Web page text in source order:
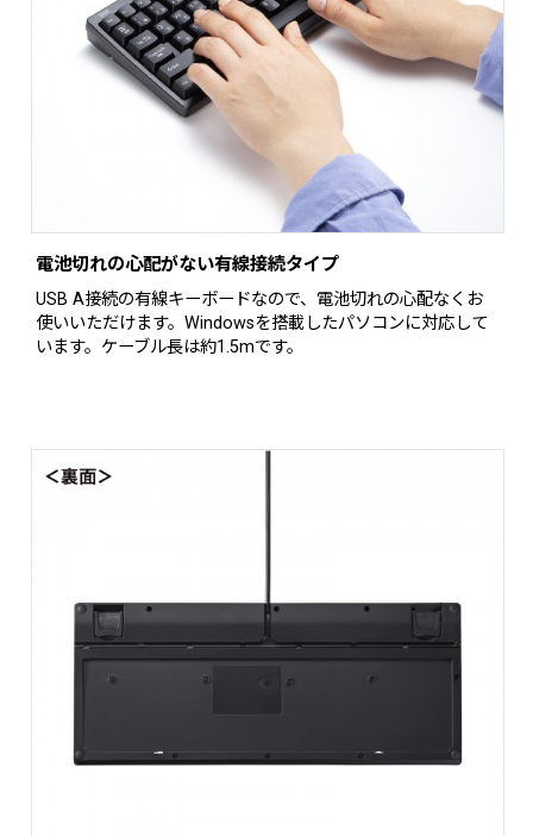
電池切れの心配がない有線接続タイプ
USB A接続の有線キーボードなので、電池切れの心配なくお
使いいただけます。Windowsを搭載したパソコンに対応して
います。ケーブル長は約1.5mです。